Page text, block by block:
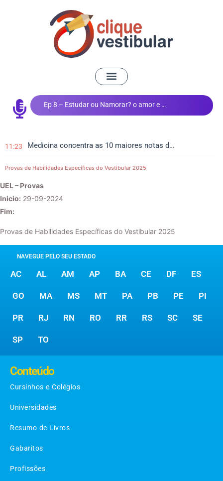
Ep 8 – Estudar ou Namorar? o amor e os estudos
11:23 Medicina concentra as 10 maiores notas do Vestibular de Inverno da UEM
Provas de Habilidades Específicas do Vestibular 2025
UEL – Provas
Inicio: 29-09-2024
Fim:
Provas de Habilidades Específicas do Vestibular 2025
NAVEGUE PELO SEU ESTADO
AC AL AM AP BA CE DF ES
GO MA MS MT PA PB PE PI
PR RJ RN RO RR RS SC SE
SP TO
Conteúdo
Cursinhos e Colégios
Universidades
Resumo de Livros
Gabaritos
Profissões